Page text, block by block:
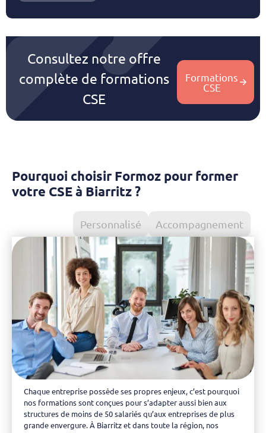
Consultez notre offre
complète de formations
CSE
Formations
CSE
Pourquoi choisir Formoz pour former
votre CSE à Biarritz ?
Personnalisé Accompagnement
Chaque entreprise possède ses propres enjeux, c’est pourquoi
nos formations sont conçues pour s’adapter aussi bien aux
structures de moins de 50 salariés qu’aux entreprises de plus
grande envergure. À Biarritz et dans toute la région, nos